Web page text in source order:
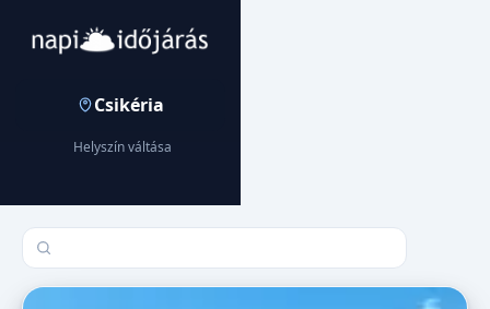
Csikéria
Helyszín váltása
Település keresése